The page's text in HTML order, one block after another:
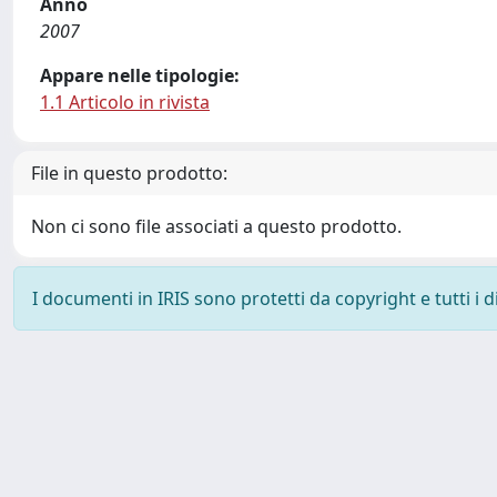
2007
Appare nelle tipologie:
1.1 Articolo in rivista
File in questo prodotto:
Non ci sono file associati a questo prodotto.
I documenti in IRIS sono protetti da copyright e tutti i